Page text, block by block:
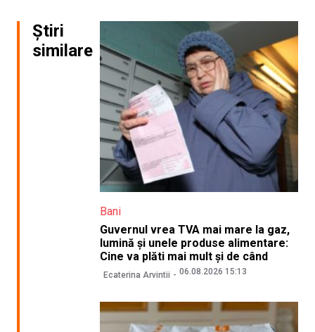
Știri
similare
Bani
Guvernul vrea TVA mai mare la gaz,
lumină și unele produse alimentare:
Cine va plăti mai mult și de când
Ecaterina Arvintii 06.08.2026 15:13